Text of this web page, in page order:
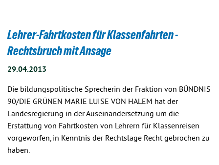
Lehrer-Fahrtkosten für Klassenfahrten -
Rechtsbruch mit Ansage
29.04.2013
Die bildungspolitische Sprecherin der Fraktion von BÜNDNIS
90/DIE GRÜNEN MARIE LUISE VON HALEM hat der
Landesregierung in der Auseinandersetzung um die
Erstattung von Fahrtkosten von Lehrern für Klassenreisen
vorgeworfen, in Kenntnis der Rechtslage Recht gebrochen zu
haben.